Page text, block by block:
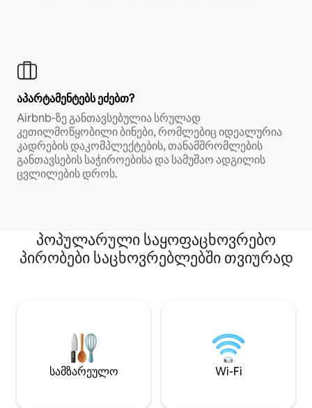
აპარტამენტებს ეძებთ?
Airbnb‑ზე განთავსებულია სრულად
კეთილმოწყობილი ბინები, რომლებიც იდეალურია
კადრების დაკომპლექტების, თანამშრომლების
განთავსების საჭიროებისა და სამუშაო ადგილის
ცვლილების დროს.
პოპულარული საყოფაცხოვრებო
პირობები საცხოვრებლებში თვიურად
სამზარეულო Wi-Fi